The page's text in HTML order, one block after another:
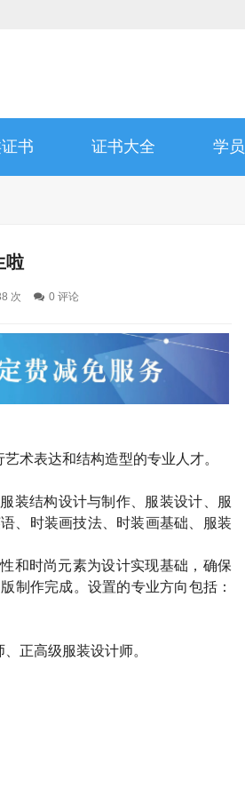
书 证书大全 学
啦
次 0 评论
术表达和结构造型的专业人才。
装结构设计与制作、服装设计、服
、时装画技法、时装画基础、服装
和时尚元素为设计实现基础，确保
制作完成。设置的专业方向包括：
正高级服装设计师。